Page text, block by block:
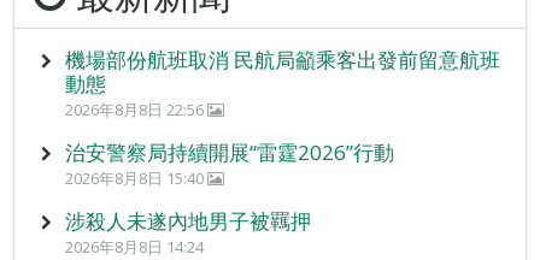
機場部份航班取消 民航局籲乘客出發前留意航班
動態
2026年8月8日 22:56
治安警察局持續開展“雷霆2026”行動
2026年8月8日 15:40
涉殺人未遂內地男子被羈押
2026年8月8日 14:24